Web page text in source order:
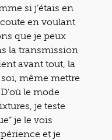
si j’étais en
en voulant
que je peux
la transmission
avant tout, la
même mettre
le mode
je teste
je le vois
et je